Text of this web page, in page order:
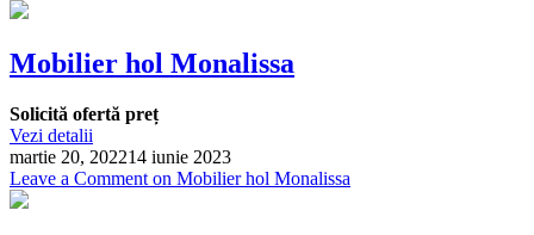
Mobilier hol Monalissa
Solicită ofertă preț
Vezi detalii
martie 20, 202214 iunie 2023
Leave a Comment on Mobilier hol Monalissa